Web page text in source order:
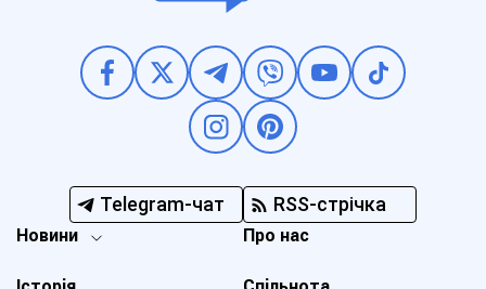
Telegram-чат RSS-стрічка
Новини Про нас